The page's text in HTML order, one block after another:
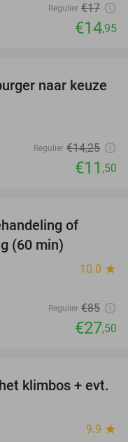
Regulier €17
€14,95
19%
naar keuze
Regulier €14,25
€11 ,50
of
(60 min)
10.0 star
Regulier €85
€27,50
23%
klimbos + evt.
9.9 star